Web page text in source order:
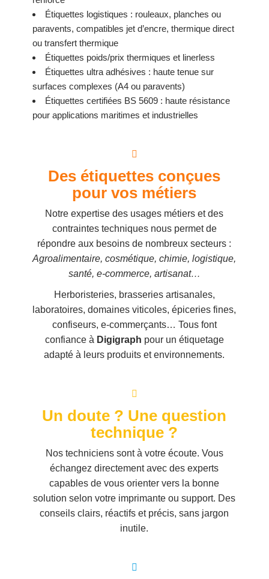
Étiquettes logistiques : rouleaux, planches ou
paravents, compatibles jet d’encre, thermique direct
ou transfert thermique
Étiquettes poids/prix thermiques et linerless
Étiquettes ultra adhésives : haute tenue sur
surfaces complexes (A4 ou paravents)
Étiquettes certifiées BS 5609 : haute résistance
pour applications maritimes et industrielles
Des étiquettes conçues
pour vos métiers
Notre expertise des usages métiers et des
contraintes techniques nous permet de
répondre aux besoins de nombreux secteurs :
Agroalimentaire, cosmétique, chimie, logistique,
santé, e-commerce, artisanat…
Herboristeries, brasseries artisanales,
laboratoires, domaines viticoles, épiceries fines,
confiseurs, e-commerçants… Tous font
confiance à Digigraph pour un étiquetage
adapté à leurs produits et environnements.
Un doute ? Une question
technique ?
Nos techniciens sont à votre écoute. Vous
échangez directement avec des experts
capables de vous orienter vers la bonne
solution selon votre imprimante ou support. Des
conseils clairs, réactifs et précis, sans jargon
inutile.